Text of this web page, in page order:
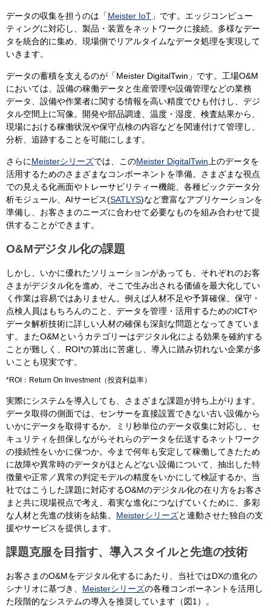
データの収集を担うのは「Meister IoT 」です。エッジコンピュー
ティングに対応し、製品・装置をネットワークに接続。多様なデー
タを統合的に集め、現場側でリアルタイムなデータ処理を実現して
いきます。
データの蓄積を支えるのが「Meister DigitalTwin」です。工場O&M
においては、設備の稼働データと生産管理や設備管理などの業務
データ、設備や作業者に関する情報を高い精度でひも付けし、デジ
タル空間上に写像。開発や部品調達、温度・湿度、検査結果から、
現場における稼働状況や保守点検の内容などを関連付けて管理し、
分析、追跡することを可能にします。
さらにMeisterシリーズでは、このMeister DigitalTwin 上のデータを
活用するためのさまざまなコンポーネントを準備。さまざまな視点
での見える化画面やトレーサビリティー機能、各種ビックデータ分
析モジュール、AIサービス(SATLYS)など豊富なアプリケーションを
準備し、お客さまのニーズに合わせて必要なものを組み合わせて提
供することができます。
O&Mデジタル化の課題
しかし、いかに優れたソリューションがあっても、それぞれのお客
さまがデジタル化を進め、そこで生み出される価値を最大化してい
く作業は容易ではありません。例えば人材不足や予算確保。保守・
点検人員はもちろんのこと、データを管理・活用するためのICTや
データ解析技術に詳しい人材の確保も深刻な問題となってきていま
す。またO&Mというカテゴリーはデジタル化による効果を確約する
ことが難しく、ROI*の算出に苦慮し、導入に踏み切れない企業が多
いことも現実です。
*ROI：Return On Investment（投資利益率）
実際にシステムを導入しても、さまざまな課題が持ち上がります。
データ取得の側面では、センサーを直接設置できない古い設備から
いかにデータを取得するか。ミリ秒単位のデータ収集に対応し、セ
キュリティを担保しながらそれらのデータを伝送するネットワーク
の接続性をいかに保つか。今まで何年も安定して稼働してきたため
に故障や異常時のデータがほとんどない設備について、抽出した特
徴量や正常／異常の判定モデルの精度をいかにして検証するか。当
社ではこうした課題に対応するO&Mのデジタル化の在り方をお客さ
まと共に現場視点で考え、着実な進化につなげていくために、多彩
な人材と先進の技術を結集。 Meisterシリーズと連動させた独自の支
援やサービスを提供します。
課題克服を目指す、導入スタイルと先進の技術
お客さまのO&Mをデジタル化するにあたり、当社ではDXの進化の
シナリオに基づき、 Meisterシリーズの各種コンポーネントを活用し
た段階的なシステムの導入を推奨しています（図1）。